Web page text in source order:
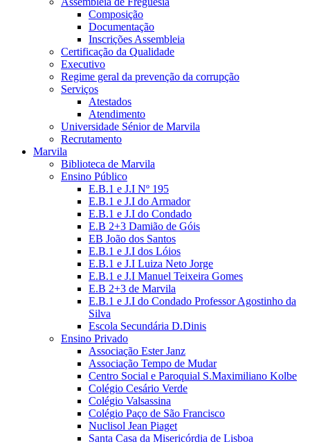
Composição
Documentação
Inscrições Assembleia
Certificação da Qualidade
Executivo
Regime geral da prevenção da corrupção
Serviços
Atestados
Atendimento
Universidade Sénior de Marvila
Recrutamento
Marvila
Biblioteca de Marvila
Ensino Público
E.B.1 e J.I Nº 195
E.B.1 e J.I do Armador
E.B.1 e J.I do Condado
E.B 2+3 Damião de Góis
EB João dos Santos
E.B.1 e J.I dos Lóios
E.B.1 e J.I Luiza Neto Jorge
E.B.1 e J.I Manuel Teixeira Gomes
E.B 2+3 de Marvila
E.B.1 e J.I do Condado Professor Agostinho da
Silva
Escola Secundária D.Dinis
Ensino Privado
Associação Ester Janz
Associação Tempo de Mudar
Centro Social e Paroquial S.Maximiliano Kolbe
Colégio Cesário Verde
Colégio Valsassina
Colégio Paço de São Francisco
Nuclisol Jean Piaget
Santa Casa da Misericórdia de Lisboa